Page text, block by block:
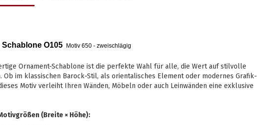
O105 Motiv 650 - zweischlägig
Ornament-Schablone ist die perfekte Wahl für alle, die Wert auf stilvolle
Ob im klassischen Barock-Stil, als orientalisches Element oder modernes Grafik-
Motiv verleiht Ihren Wänden, Möbeln oder auch Leinwänden eine exklusive
(Breite × Höhe):